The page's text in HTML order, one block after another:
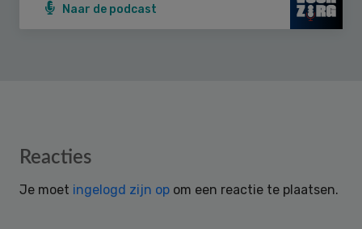
Naar de podcast
Reader
Reacties
Je moet ingelogd zijn op om een reactie te plaatsen.